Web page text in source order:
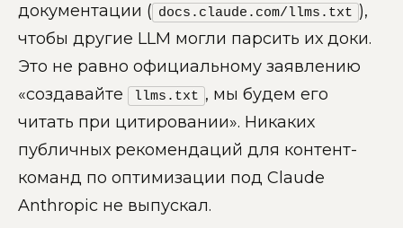
документации ( docs.claude.com/llms.txt ),
чтобы другие LLM могли парсить их доки.
Это не равно официальному заявлению
«создавайте
llms.txt , мы будем его
читать при цитировании». Никаких
публичных рекомендаций для контент-
команд по оптимизации под Claude
Anthropic не выпускал.